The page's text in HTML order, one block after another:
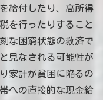
給付したり、高所得
を行ったりすること
な困窮状態の救済で
見なされる可能性が
家計が貧困に陥るの
への直接的な現金給